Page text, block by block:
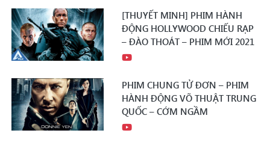
[THUYẾT MINH] PHIM HÀNH
ĐỘNG HOLLYWOOD CHIẾU RẠP
– ĐÀO THOÁT – PHIM MỚI 2021
PHIM CHUNG TỬ ĐƠN – PHIM
HÀNH ĐỘNG VÕ THUẬT TRUNG
QUỐC – CỚM NGẦM